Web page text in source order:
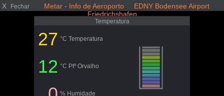
X Fechar
Metar - Info de Aeroporto EDNY Bodensee Airport
Friedrichshafen
Temperatura
27 °C Temperatura
12 °C Ptº Orvalho
% Humidade